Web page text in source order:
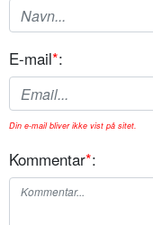
E-mail*:
Din e-mail bliver ikke vist på sitet.
Kommentar*: